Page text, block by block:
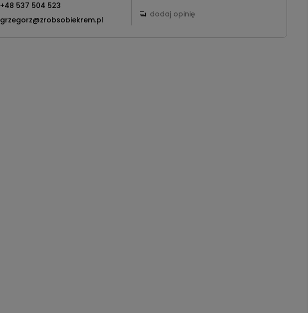
+48 537 504 523
grzegorz@zrobsobiekrem.pl
dodaj opinię